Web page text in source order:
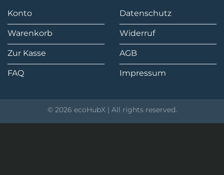
Konto
Warenkorb
Zur Kasse
FAQ
Datenschutz
Widerruf
AGB
Impressum
© 2026 ecoHubX | All rights reserved.